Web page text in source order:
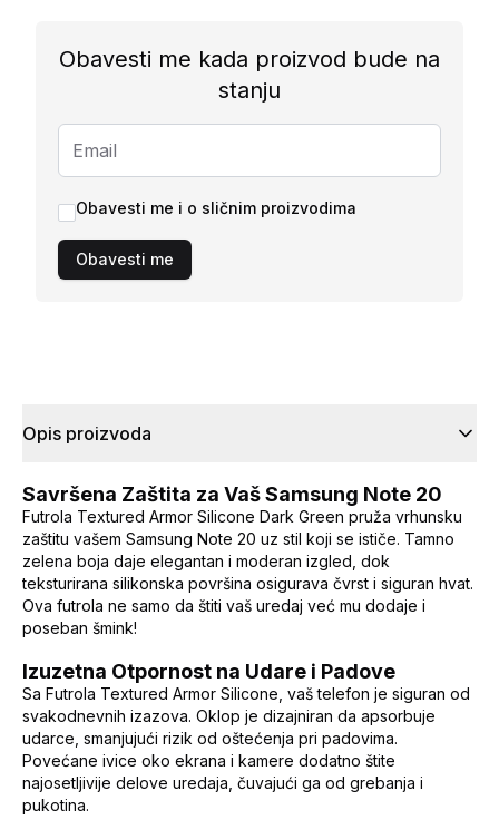
Obavesti me kada proizvod bude na
stanju
Obavesti me i o sličnim proizvodima
Obavesti me
Opis proizvoda
Savršena Zaštita za Vaš Samsung Note 20
Futrola Textured Armor Silicone Dark Green pruža vrhunsku
zaštitu vašem Samsung Note 20 uz stil koji se ističe. Tamno
zelena boja daje elegantan i moderan izgled, dok
teksturirana silikonska površina osigurava čvrst i siguran hvat.
Ova futrola ne samo da štiti vaš uredaj već mu dodaje i
poseban šmink!
Izuzetna Otpornost na Udare i Padove
Sa Futrola Textured Armor Silicone, vaš telefon je siguran od
svakodnevnih izazova. Oklop je dizajniran da apsorbuje
udarce, smanjujući rizik od oštećenja pri padovima.
Povećane ivice oko ekrana i kamere dodatno štite
najosetljivije delove uredaja, čuvajući ga od grebanja i
pukotina.